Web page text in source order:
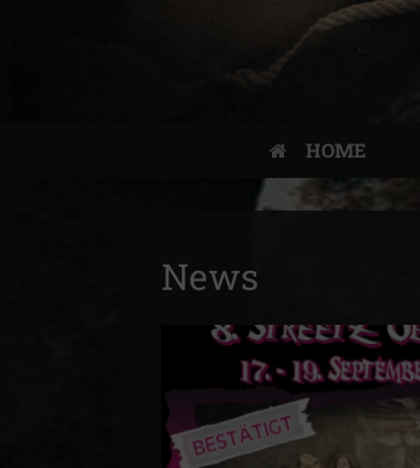
HOME
News